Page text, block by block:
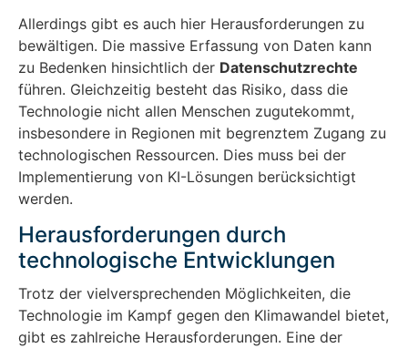
Allerdings gibt es auch hier Herausforderungen zu
bewältigen. Die massive Erfassung von Daten kann
zu Bedenken hinsichtlich der Datenschutzrechte
führen. Gleichzeitig besteht das Risiko, dass die
Technologie nicht allen Menschen zugutekommt,
insbesondere in Regionen mit begrenztem Zugang zu
technologischen Ressourcen. Dies muss bei der
Implementierung von KI-Lösungen berücksichtigt
werden.
Herausforderungen durch
technologische Entwicklungen
Trotz der vielversprechenden Möglichkeiten, die
Technologie im Kampf gegen den Klimawandel bietet,
gibt es zahlreiche Herausforderungen. Eine der